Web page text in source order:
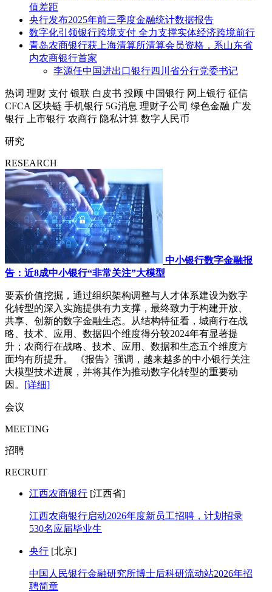
值差距
央行发布2025年前三季度金融统计数据报告
数字化引领银行跨境支付 全力支撑实体经济跨境前行
青岛农商银行获上海清算所清算会员资格，系山东省
内农商银行首家
李源任中国进出口银行四川省分行党委书记
热词 理财 支付 银联 白皮书 投顾 中国银行 网上银行 征信
CFCA 区块链 手机银行 5G消息 理财子公司 绿色金融 广发
银行
上市银行 农商行 隐私计算 数字人民币
研究
RESEARCH
中小银行数字金融报
告：近8成中小银行“非常关注”大模型
要素价值挖掘，通过组织架构调整与人才体系建设为数字
化转型的深入实施提供有力支撑，最终致力于构建开放、
共享、创新的数字金融生态。从结构特征看，城商行在战
略、技术、应用、数据四个维度得分较2024年有显著提
升；农商行在战略、技术、应用、数据和生态五个维度方
面均有所提升。 《报告》强调，越来越多的中小银行关注
大模型技术进展，并将其作为推动数字化转型的重要动
因。 [详细]
会议
MEETING
招聘
RECRUIT
江西农商银行 [江西省]
江西农商银行启动2026年度新员工招聘，计划招录
530名应届毕业生
央行 [北京]
中国人民银行金融研究所博士后科研流动站2026年招
聘简章